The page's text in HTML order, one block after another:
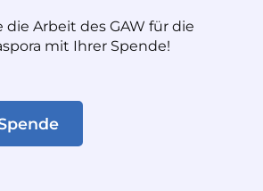
Arbeit des GAW für die
mit Ihrer Spende!